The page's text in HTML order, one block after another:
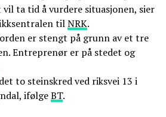
vil ta tid å vurdere situasjonen, sier
tilNRK.
er stengt på grunn av et tre
Entreprenør er på stedet og
to steinskred ved riksvei 13 i
ifølgeBT.